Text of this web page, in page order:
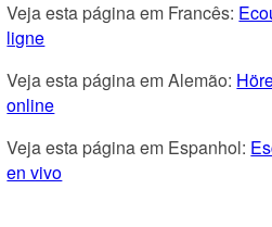
Veja esta página em Francês:
ligne
Veja esta página em Alemão:
online
Veja esta página em Espanhol:
en vivo